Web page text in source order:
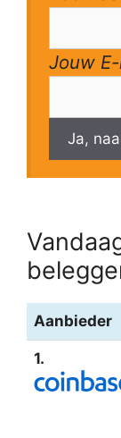
Jouw
Ja,
Aanbieder
1.